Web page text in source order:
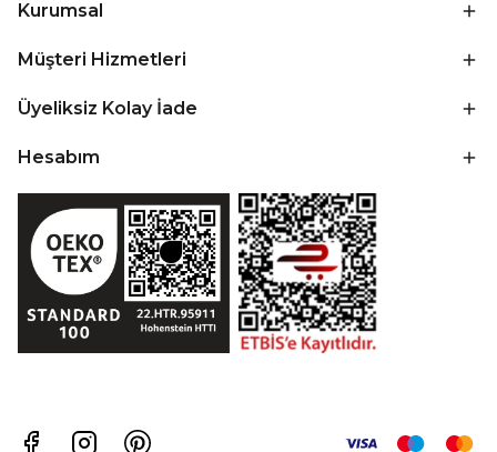
Kurumsal
Müşteri Hizmetleri
Üyeliksiz Kolay İade
Hesabım